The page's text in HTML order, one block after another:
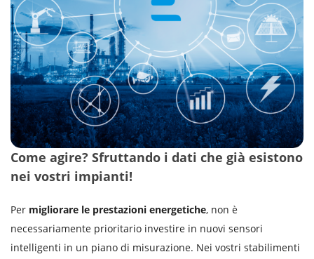
Come agire? Sfruttando i dati che già esistono
nei vostri impianti!
Per migliorare le prestazioni energetiche, non è
necessariamente prioritario investire in nuovi sensori
intelligenti in un piano di misurazione. Nei vostri stabilimenti